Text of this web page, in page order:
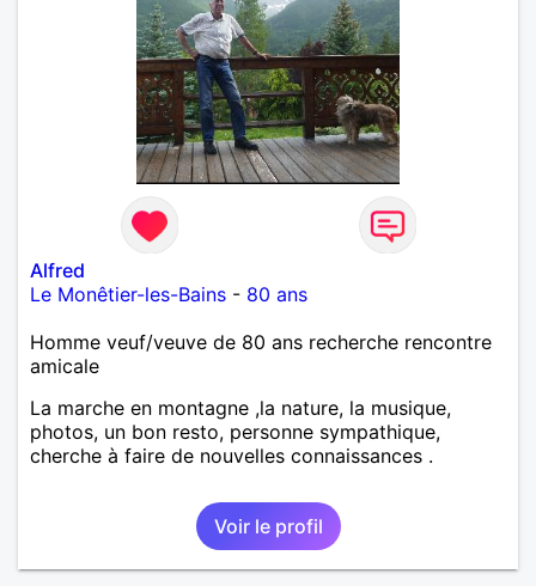
Alfred
Le Monêtier-les-Bains - 80 ans
Homme veuf/veuve de 80 ans recherche rencontre
amicale
La marche en montagne ,la nature, la musique,
photos, un bon resto, personne sympathique,
cherche à faire de nouvelles connaissances .
Voir le profil